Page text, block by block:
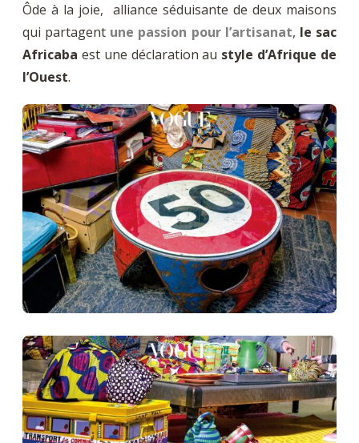
Ôde à la joie, alliance séduisante de deux maisons
qui partagent une passion pour l’artisanat, le sac
Africaba est une déclaration au style d’Afrique de
l’Ouest.